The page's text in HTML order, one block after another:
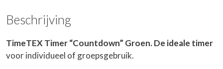
Beschrijving
TimeTEX Timer “Countdown” Groen. De ideale timer
voor individueel of groepsgebruik.